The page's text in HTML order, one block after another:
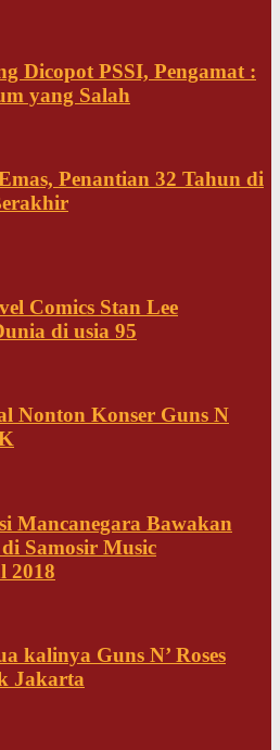
Dicopot PSSI, Pengamat :
yang Salah
Penantian 32 Tahun di
Comics Stan Lee
di usia 95
Nonton Konser Guns N
Mancanegara Bawakan
Samosir Music
2018
kalinya Guns N’ Roses
Jakarta